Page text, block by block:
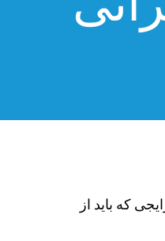
که باید از